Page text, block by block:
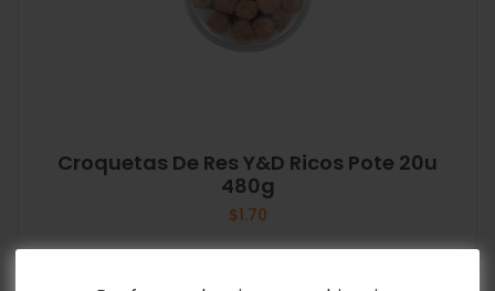
Croquetas De Res Y&D Ricos Pote 20u
480g
$1.70